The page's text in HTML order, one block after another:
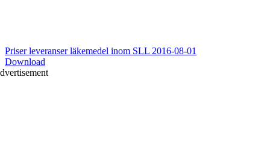
Priser leveranser läkemedel inom SLL 2016-08-01
Download